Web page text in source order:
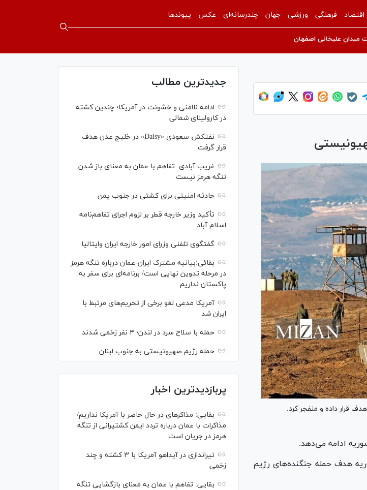
اقتصاد فرهنگی ورزشی جهان چندرسانه‌ای عکس پیوندها
میدان علیخانی اصفهان
قرار داده و منفجر کرد.
ادامه می‌دهد.
هدف حمله جنگنده‌های رژیم
جدیدترین مطالب
ادامه ناامنی و خشونت در آمریکا؛ چندین کشته
در کارولینای شمالی
نفتکش سعودی «Daisy» در خلیج عدن هدف
قرار گرفت
غریب آبادی: تفاهم با عمان به معنای باز شدن
تنگه هرمز نیست
حادثه امنیتی برای کشتی در جنوب یمن
تأکید وزیر خارجه قطر بر لزوم اجرای تفاهم‌نامه
اسلام آباد
گفتگوی تلفنی وزرای امور خارجه ایران وایتالیا
بقائی:بیانیه مشترک ایران-عمان درباره تنگه هرمز
در مرحله تدوین نهایی است/ برنامه‌ای برای سفر به
پاکستان نداریم
آمریکا مدعی لغو برخی از تحریم‌های مرتبط با
ایران شد
حمله با سلاح سرد در لندن؛ ۴ نفر زخمی شدند
حمله رژیم صهیونیستی به جنوب لبنان
پربازدیدترین اخبار
بقایی: مذاکره‎ای در حال حاضر با آمریکا نداریم/
مذاکرات با عمان درباره تردد ایمن کشتیرانی از تنگه
هرمز در جریان است
تیراندازی در آیداهو آمریکا با ۳ کشته و چند
زخمی
بقایی: تفاهم با عمان به معنای بازگشایی تنگه